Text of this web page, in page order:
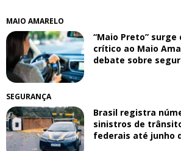
MAIO AMARELO
“Maio Preto”
crítico ao Maio
debate sobre
SEGURANÇA
Brasil registra
sinistros de
federais até junho